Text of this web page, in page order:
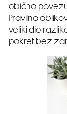
obično
Pravilno
veliki dio
pokret bez